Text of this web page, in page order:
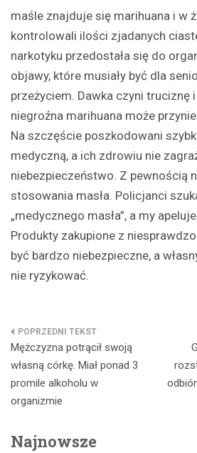
maśle znajduje się marihuana i w
kontrolowali ilości zjadanych
narkotyku przedostała się do
objawy, które musiały być dla
przeżyciem. Dawka czyni truciznę
niegroźna marihuana może
Na szczęście poszkodowani
medyczną, a ich zdrowiu nie
niebezpieczeństwo. Z pewnością
stosowania masła. Policjanci
„medycznego masła”, a my
Produkty zakupione z
być bardzo niebezpieczne, a
nie ryzykować.
Nawigacja
wpisu
Mężczyzna potrącił swoją
własną córkę. Miał ponad 3
promile alkoholu w
organizmie
Najnowsze